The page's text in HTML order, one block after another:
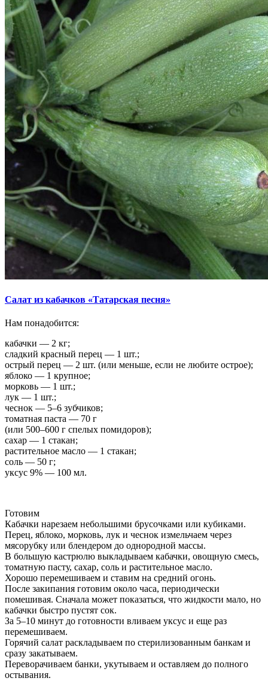
Салат из кабачков «Татарская песня»
Нам понадобится:
кабачки — 2 кг;
сладкий красный перец — 1 шт.;
острый перец — 2 шт. (или меньше, если не любите острое);
яблоко — 1 крупное;
морковь — 1 шт.;
лук — 1 шт.;
чеснок — 5–6 зубчиков;
томатная паста — 70 г
(или 500–600 г спелых помидоров);
сахар — 1 стакан;
растительное масло — 1 стакан;
соль — 50 г;
уксус 9% — 100 мл.
Готовим
Кабачки нарезаем небольшими брусочками или кубиками.
Перец, яблоко, морковь, лук и чеснок измельчаем через
мясорубку или блендером до однородной массы.
В большую кастрюлю выкладываем кабачки, овощную смесь,
томатную пасту, сахар, соль и растительное масло.
Хорошо перемешиваем и ставим на средний огонь.
После закипания готовим около часа, периодически
помешивая. Сначала может показаться, что жидкости мало, но
кабачки быстро пустят сок.
За 5–10 минут до готовности вливаем уксус и еще раз
перемешиваем.
Горячий салат раскладываем по стерилизованным банкам и
сразу закатываем.
Переворачиваем банки, укутываем и оставляем до полного
остывания.